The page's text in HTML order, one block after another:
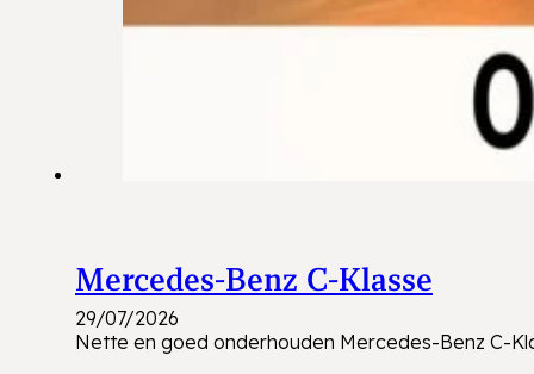
Mercedes-Benz C-Klasse
29/07/2026
Nette en goed onderhouden Mercedes-Benz C-